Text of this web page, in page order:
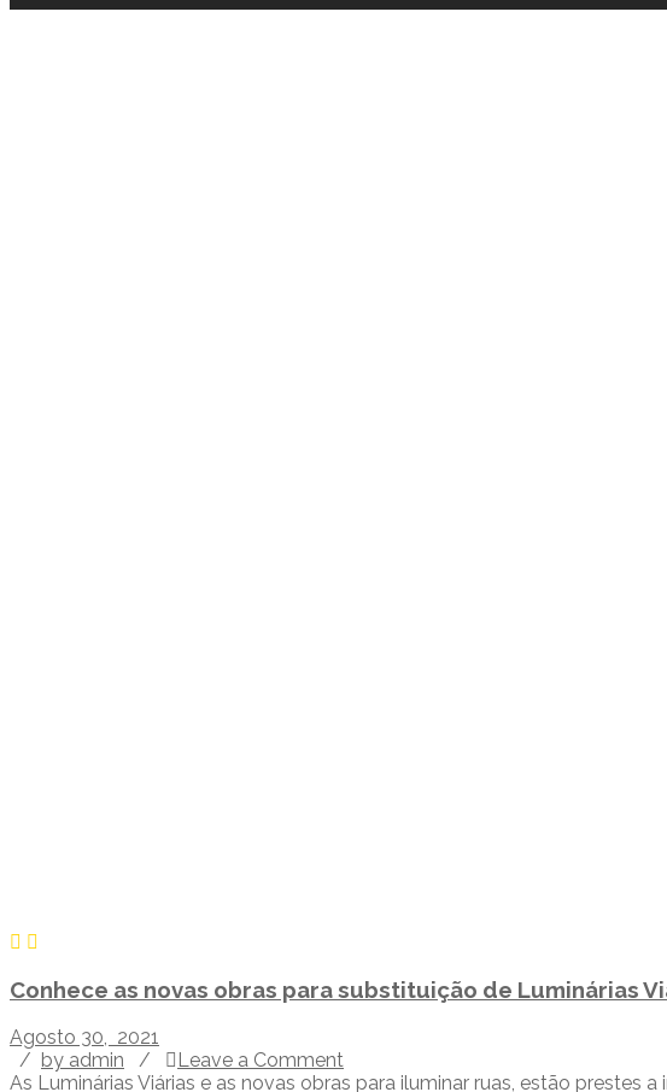
Conhece as novas obras para substituição de Luminárias
Agosto 30, 2021
/ by admin /
Leave a Comment
As Luminárias Viárias e as novas obras para iluminar ruas, estão